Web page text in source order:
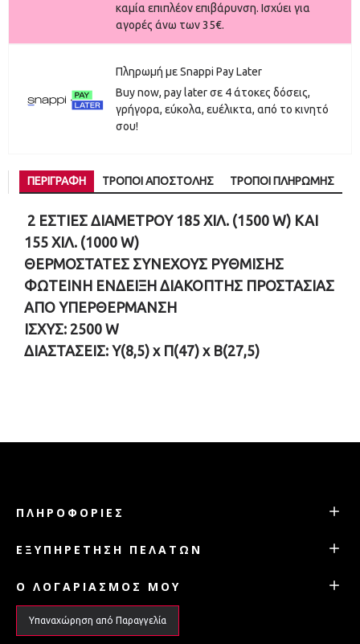
καμία επιπλέον επιβάρυνση. Ισχύει για
αγορές άνω των 35€.
Πληρωμή με Snappi Pay Later
Buy now, pay later σε 4 άτοκες δόσεις,
γρήγορα, εύκολα, ευέλικτα, από το κινητό
σου!
ΠΕΡΙΓΡΑΦΉ ΤΡΌΠΟΙ ΑΠΟΣΤΟΛΉΣ ΤΡΌΠΟΙ ΠΛΗΡΩΜΉΣ
2 ΕΣΤΙΕΣ ΔΙΑΜΕΤΡΟΥ 185 ΧΙΛ. (1500 W) ΚΑΙ
155 ΧΙΛ. (1000 W)
ΘΕΡΜΟΣΤΑΤΕΣ ΣΥΝΕΧΟΥΣ ΡΥΘΜΙΣΗΣ
ΦΩΤΕΙΝΗ ΕΝΔΕΙΞΗ ΔΙΑΚΟΠΤΗΣ ΠΡΟΣΤΑΣΙΑΣ
ΑΠΟ ΥΠΕΡΘΕΡΜΑΝΣΗ
ΙΣΧΥΣ: 2500 W
ΔΙΑΣΤΑΣΕΙΣ: Υ(8,5) x Π(47) x Β(27,5)
ΠΛΗΡΟΦΟΡΊΕΣ
ΕΞΥΠΗΡΈΤΗΣΗ ΠΕΛΑΤΏΝ
Ο ΛΟΓΑΡΙΑΣΜΌΣ ΜΟΥ
Υπαναχώρηση από Παραγγελία